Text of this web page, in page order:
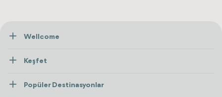
Wellcome
İletişim
Keşfet
Wellness
Popüler Destinasyonlar
Tümünü Gör